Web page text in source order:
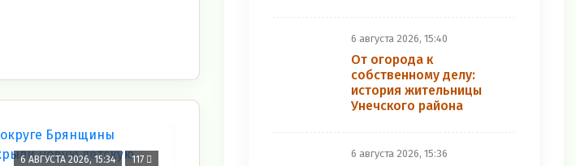
6 АВГУСТА 2026, 15:34 117
6 августа 2026, 15:40
От огорода к
собственному делу:
история жительницы
Унечского района
6 августа 2026, 15:36